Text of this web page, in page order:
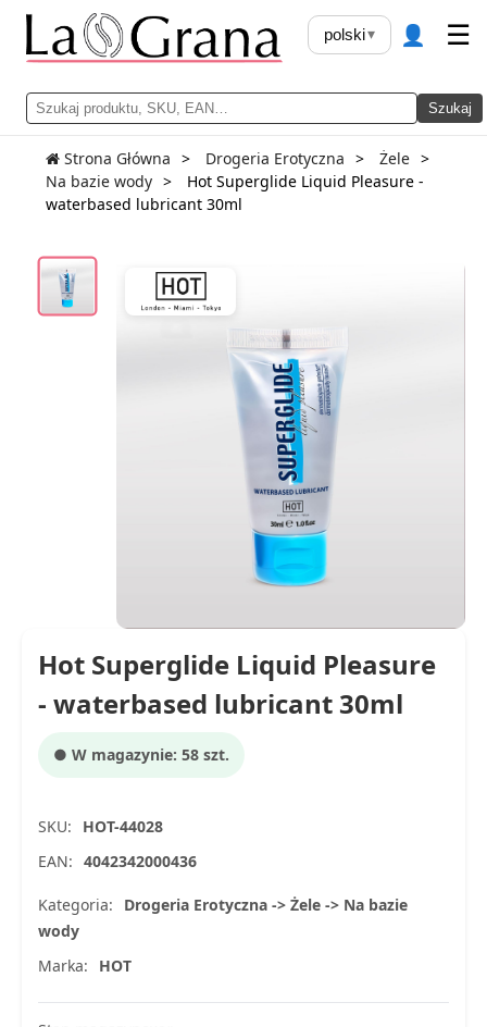
Szukaj
polski▾ 👤 ☰
Strona Główna Drogeria Erotyczna
Żele
Na bazie wody
Hot Superglide Liquid Pleasure -
waterbased lubricant 30ml
Hot Superglide Liquid Pleasure
- waterbased lubricant 30ml
● W magazynie: 58 szt.
SKU:
HOT-44028
EAN: 4042342000436
Kategoria:
Drogeria Erotyczna -> Żele -> Na bazie
wody
Marka:
HOT